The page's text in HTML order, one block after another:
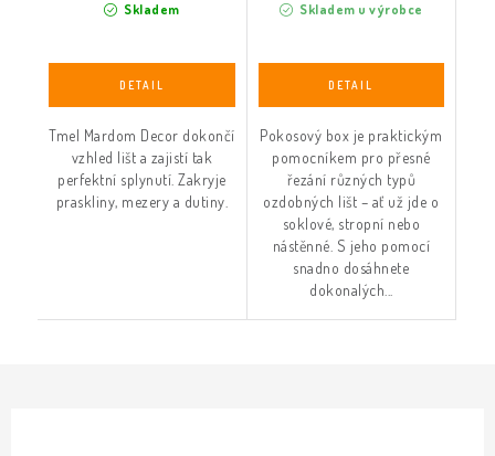
Skladem
Tmel Mardom Decor dokončí
vzhled lišt a zajistí tak
perfektní splynutí. Zakryje
praskliny, mezery a dutiny.
Skladem u výrobce
Pokosový box je praktickým
pomocníkem pro přesné
řezání různých typů
ozdobných lišt – ať už jde o
soklové, stropní nebo
nástěnné. S jeho pomocí
snadno dosáhnete
dokonalých...